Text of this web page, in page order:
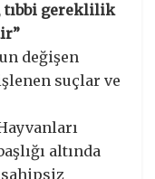
tıbbi gereklilik
değişen
suçlar ve
altında
sahipsiz